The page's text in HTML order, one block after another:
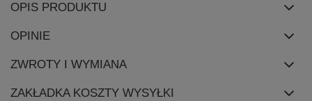
OPIS PRODUKTU
OPINIE
ZWROTY I WYMIANA
ZAKŁADKA KOSZTY WYSYŁKI